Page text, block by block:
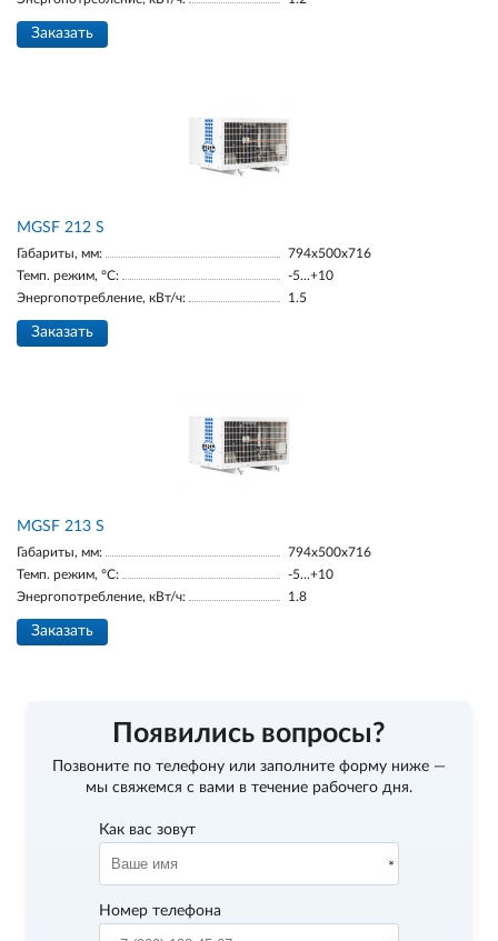
Заказать
МGSF 212 S
Габариты, мм:
794x500x716
Темп. режим, °С:
-5...+10
Энергопотребление, кВт/ч:
1.5
Заказать
МGSF 213 S
Габариты, мм:
794x500x716
Темп. режим, °С:
-5...+10
Энергопотребление, кВт/ч:
1.8
Заказать
Появились вопросы?
Позвоните по телефону или заполните форму ниже —
мы свяжемся с вами в течение рабочего дня.
Как вас зовут
Номер телефона